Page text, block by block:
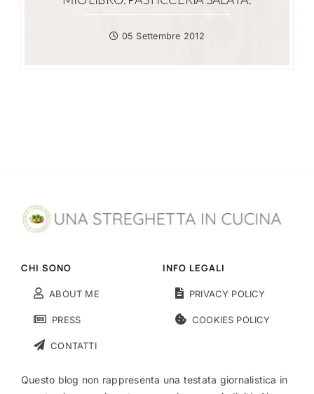
05 Settembre 2012
CHI SONO
ABOUT ME
PRESS
CONTATTI
INFO LEGALI
PRIVACY POLICY
COOKIES POLICY
Questo blog non rappresenta una testata giornalistica in